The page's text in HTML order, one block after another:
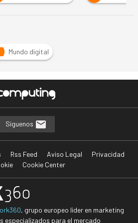
Mundo digital
Síguenos
Rss Feed Aviso Legal
Privacidad
Cookie Center
, grupo europeo líder en marketing
especializados para el mercado